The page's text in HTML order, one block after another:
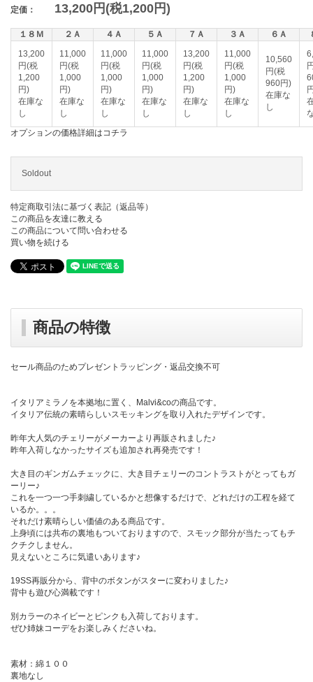
定価： 13,200円(税1,200円)
１８Ｍ ２Ａ ４Ａ ５Ａ ７Ａ ３Ａ ６Ａ
13,200
円(税
1,200
円)
在庫な
し
11,000
円(税
1,000
円)
在庫な
し
11,000
円(税
1,000
円)
在庫な
し
11,000
円(税
1,000
円)
在庫な
し
13,200
円(税
1,200
円)
在庫な
し
11,000
円(税
1,000
円)
在庫な
し
10,560
円(税
960円)
在庫な
し
オプションの価格詳細はコチラ
Soldout
特定商取引法に基づく表記（返品等）
この商品を友達に教える
この商品について問い合わせる
買い物を続ける
商品の特徴
セール商品のためプレゼントラッピング・返品交換不可
イタリアミラノを本拠地に置く、Malvi&coの商品です。
イタリア伝統の素晴らしいスモッキングを取り入れたデザインです。
昨年大人気のチェリーがメーカーより再販されました♪
昨年入荷しなかったサイズも追加され再発売です！
大き目のギンガムチェックに、大き目チェリーのコントラストがとってもガ
ーリー♪
これを一つ一つ手刺繍しているかと想像するだけで、どれだけの工程を経て
いるか。。。
それだけ素晴らしい価値のある商品です。
上身頃には共布の裏地もついておりますので、スモック部分が当たってもチ
クチクしません。
見えないところに気遣いあります♪
19SS再販分から、背中のボタンがスターに変わりました♪
背中も遊び心満載です！
別カラーのネイビーとピンクも入荷しております。
ぜひ姉妹コーデをお楽しみくださいね。
素材：綿１００
裏地なし